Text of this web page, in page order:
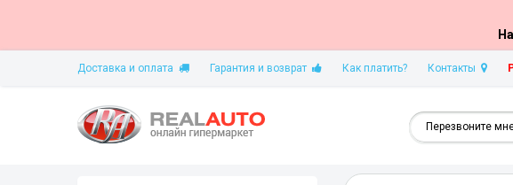
Доставка и оплата Гарантия и возврат Как платить? Контакты
Перезвоните